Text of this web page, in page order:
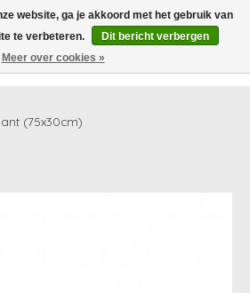
Verlanglijst
(75x30cm)
website, ga je akkoord met het gebruik van
te verbeteren.
Dit bericht verbergen
Meer over cookies »